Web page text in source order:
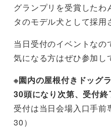
グランプリを受賞したわ
タのモデル犬として採用
当日受付のイベントなの
気になる方はぜひ参加し
※園内の屋根付きドッグ
30頭になり次第、受付終
受付は当日会場入口手前
30）